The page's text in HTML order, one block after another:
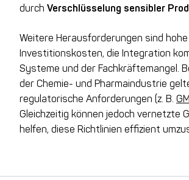
durch Verschlüsselung sensibler
Weitere Herausforderungen sind hohe
Investitionskosten, die Integration
Systeme und der Fachkräftemangel.
der Chemie- und Pharmaindustrie
regulatorische Anforderungen (z. B.
Gleichzeitig können jedoch vernetzte
helfen, diese Richtlinien effizient